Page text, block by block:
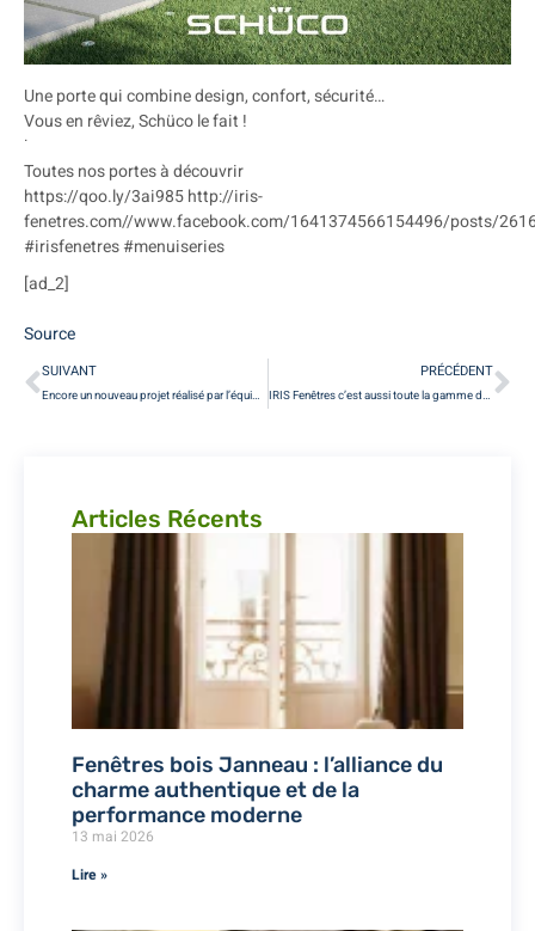
Une porte qui combine design, confort, sécurité…
Vous en rêviez, Schüco le fait !
˙
Toutes nos portes à découvrir
https://qoo.ly/3ai985 http://iris-
fenetres.com//www.facebook.com/1641374566154496/posts/
#irisfenetres #menuiseries
[ad_2]
Source
SUIVANT
Encore un nouveau projet réalisé par l’équipe #irisfenetres Rénovation et rem…
PRÉCÉDENT
IRIS Fenêtres c’est aussi toute la gamme des volets roulants Bubendorff ROLAX…
Articles Récents
Fenêtres bois Janneau : l’alliance du
charme authentique et de la
performance moderne
13 mai 2026
Lire »